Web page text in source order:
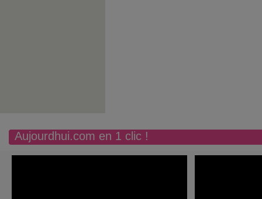
Aujourdhui.com en 1 clic !